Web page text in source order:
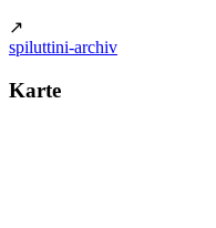
↗
spiluttini-archiv
Karte